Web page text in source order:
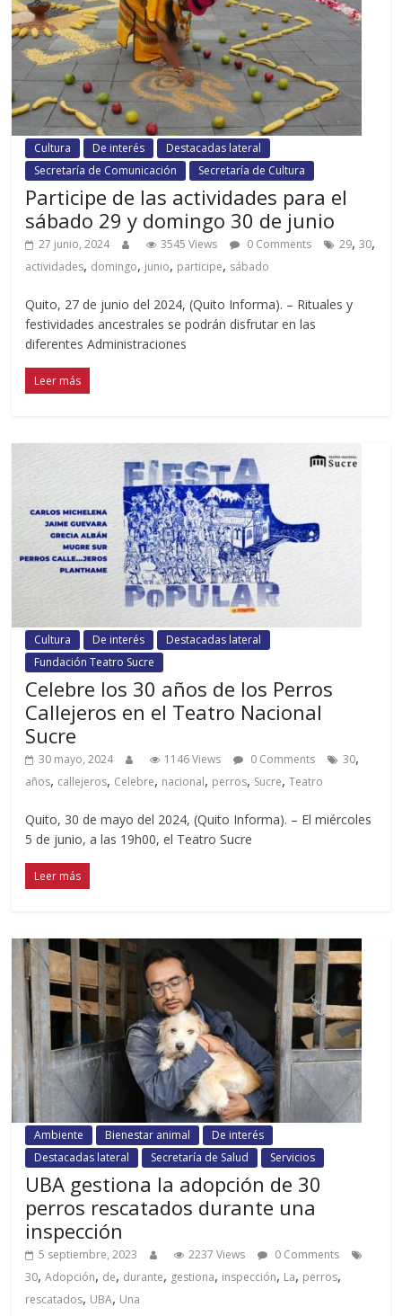
Cultura De interés
Destacadas lateral
Secretaría de Comunicación
Secretaría de Cultura
Participe de las actividades para el
sábado 29 y domingo 30 de junio
27 junio, 2024 3545 Views 0 Comments 29,30,
actividades, domingo, junio, participe, sábado
Quito, 27 de junio del 2024, (Quito Informa). – Rituales y
festividades ancestrales se podrán disfrutar en las
diferentes Administraciones
Leer más
Cultura De interés
Destacadas lateral
Fundación Teatro Sucre
Celebre los 30 años de los Perros
Callejeros en el Teatro Nacional
Sucre
30 mayo, 2024 1146 Views 0 Comments 30,
años, callejeros, Celebre, nacional, perros, Sucre,Teatro
Quito, 30 de mayo del 2024, (Quito Informa). – El miércoles
5 de junio, a las 19h00, el Teatro Sucre
Leer más
Ambiente Bienestar animal
De interés
Destacadas lateral
Secretaría de Salud Servicios
UBA gestiona la adopción de 30
perros rescatados durante una
inspección
5 septiembre, 2023 2237 Views
0 Comments
30,Adopción, de, durante, gestiona, inspección, La, perros,
rescatados, UBA, Una